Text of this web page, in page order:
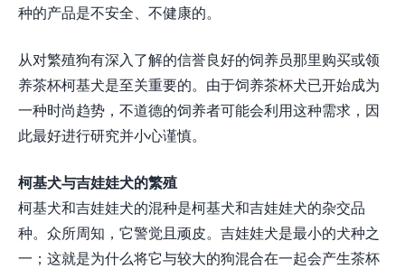
种的产品是不安全、不健康的。
从对繁殖狗有深入了解的信誉良好的饲养员那里购买或领
养茶杯柯基犬是至关重要的。由于饲养茶杯犬已开始成为
一种时尚趋势，不道德的饲养者可能会利用这种需求，因
此最好进行研究并小心谨慎。
柯基犬与吉娃娃犬的繁殖
柯基犬和吉娃娃犬的混种是柯基犬和吉娃娃犬的杂交品
种。众所周知，它警觉且顽皮。吉娃娃犬是最小的犬种之
一；这就是为什么将它与较大的狗混合在一起会产生茶杯